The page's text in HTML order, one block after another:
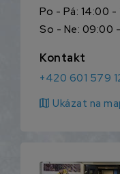
Po - Pá: 14:00 -
So - Ne: 09:00
Kontakt
+420 601 579
map Ukázat na